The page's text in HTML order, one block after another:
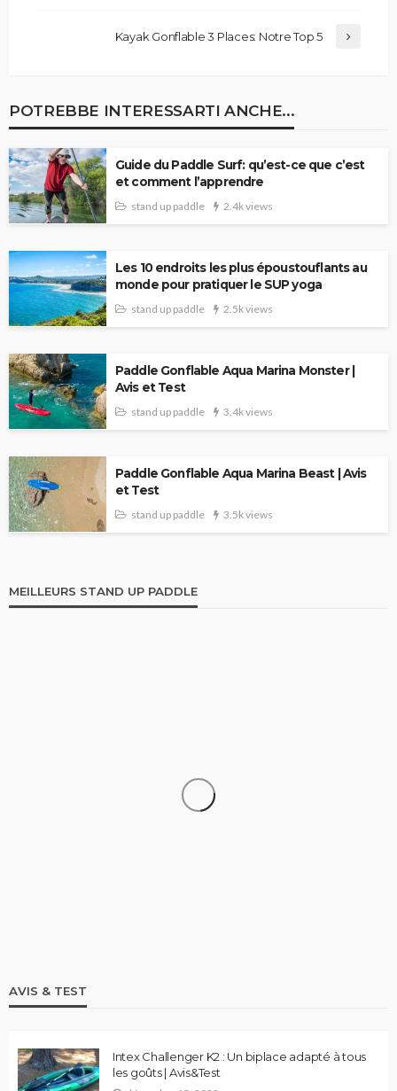
Kayak Gonflable 3 Places: Notre Top 5
POTREBBE INTERESSARTI ANCHE...
Guide du Paddle Surf: qu’est-ce que c’est
et comment l’apprendre
stand up paddle 2.4k views
Les 10 endroits les plus époustouflants au
monde pour pratiquer le SUP yoga
stand up paddle 2.5k views
Paddle Gonflable Aqua Marina Monster |
Avis et Test
stand up paddle 3.4k views
Paddle Gonflable Aqua Marina Beast | Avis
et Test
stand up paddle 3.5k views
MEILLEURS STAND UP PADDLE
AVIS & TEST
Intex Challenger K2 : Un biplace adapté à tous
les goûts | Avis&Test